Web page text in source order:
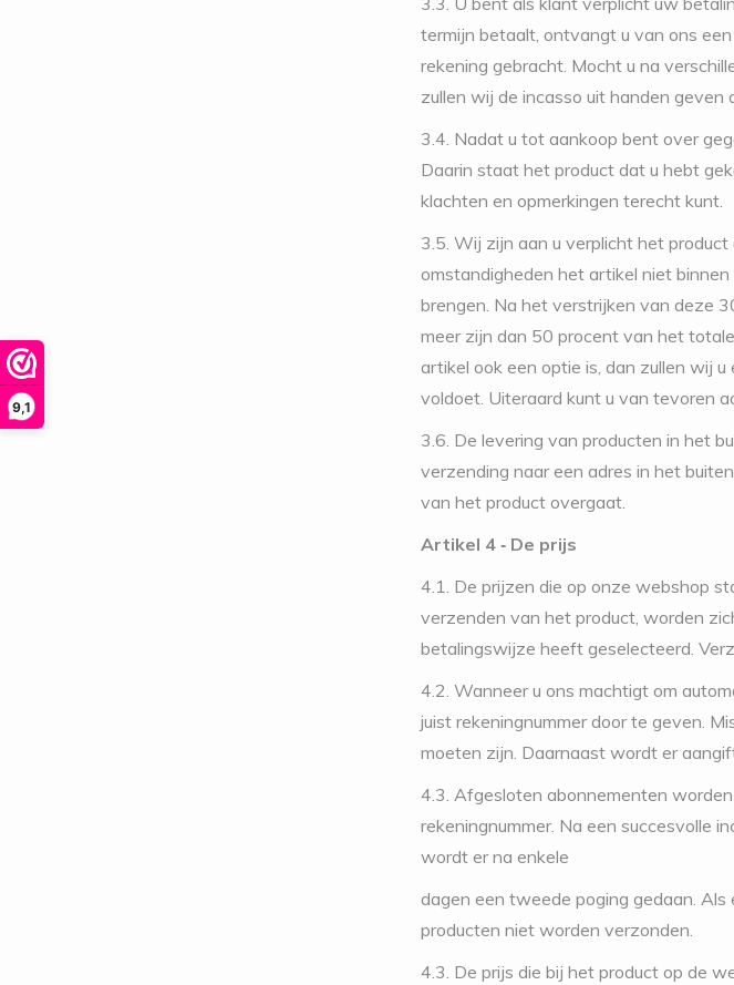
9,1
termijn betaalt, ontvangt u van ons
rekening gebracht. Mocht u na
zullen wij de incasso uit handen geven
3.4. Nadat u tot aankoop bent over
Daarin staat het product dat u hebt
klachten en opmerkingen terecht kunt.
3.5. Wij zijn aan u verplicht het
omstandigheden het artikel niet
brengen. Na het verstrijken van deze
meer zijn dan 50 procent van het
artikel ook een optie is, dan zullen wij
voldoet. Uiteraard kunt u van tevoren
3.6. De levering van producten in het
verzending naar een adres in het
van het product overgaat.
Artikel 4 ‐ De prijs
4.1. De prijzen die op onze webshop
verzenden van het product, worden
betalingswijze heeft geselecteerd.
4.2. Wanneer u ons machtigt om
juist rekeningnummer door te geven.
moeten zijn. Daarnaast wordt er
4.3. Afgesloten abonnementen
rekeningnummer. Na een succesvolle
wordt er na enkele
dagen een tweede poging gedaan.
producten niet worden verzonden.
4.3. De prijs die bij het product op de